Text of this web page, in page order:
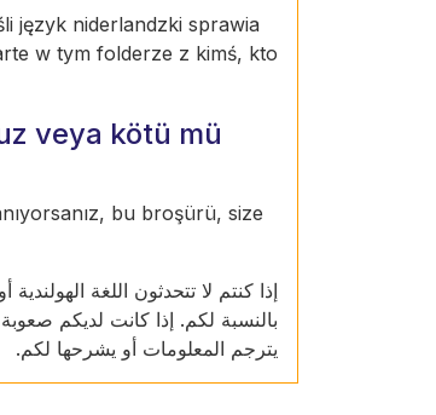
język niderlandzki sprawia
w tym folderze z kimś, kto
veya kötü mü
bu broşürü, size
إذا كنتم لا تتحدثون اللغة
بالنسبة لكم. إذا كانت لديكم
يترجم المعلومات أو يشرحها لكم.